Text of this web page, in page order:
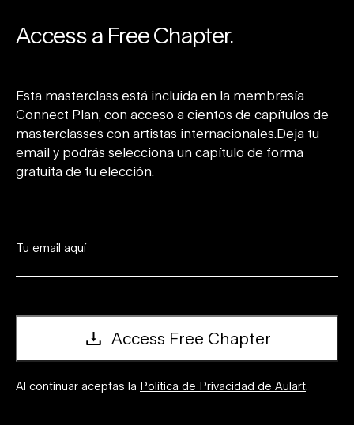
Access a Free Chapter.
Esta masterclass está incluida en la membresía
Connect Plan, con acceso a cientos de capítulos de
masterclasses con artistas internacionales.Deja tu
email y podrás selecciona un capítulo de forma
gratuita de tu elección.
Access Free Chapter
Al continuar aceptas la Política de Privacidad de Aulart.